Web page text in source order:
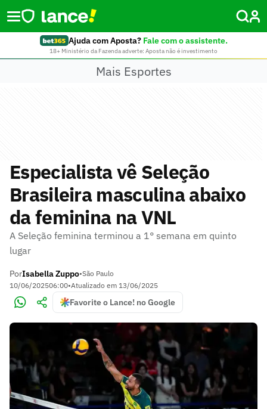
Ajuda com Aposta? Fale com o assistente.
18+ Ministério da Fazenda adverte: Aposta não é investimento
Mais Esportes
Especialista vê Seleção
Brasileira masculina abaixo
da feminina na VNL
A Seleção feminina terminou a 1° semana em quinto
lugar
PorIsabella Zuppo•São Paulo
10/06/202506:00•Atualizado em 13/06/2025
Favorite o Lance! no Google